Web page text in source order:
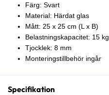
Färg: Svart
Material: Härdat glas
Mått: 25 x 25 cm (L x B)
Belastningskapacitet: 15 kg
Tjocklek: 8 mm
Monteringstillbehör ingår
Specifikation